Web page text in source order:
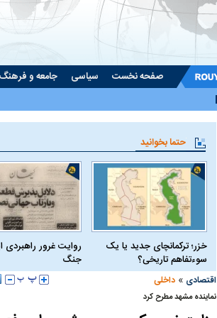
صفحه نخست سیاسی جامعه و فرهنگ
حتما بخوانید
خزر؛ ترکمانچای جدید یا یک
سوءتفاهم تاریخی؟
روایت غرور راهبردی
جنگ
اقتصادی » داخلی
نماینده مشهد مطرح کرد